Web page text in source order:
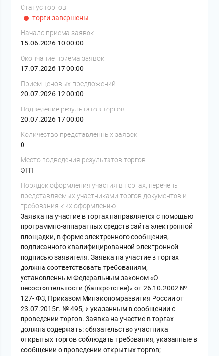
Статус торгов
торги завершены
Начало приема заявок
15.06.2026 10:00:00
Окончание приема заявок
17.07.2026 17:00:00
Прием ценовых предложений
20.07.2026 12:00:00
Подведение результатов торгов
20.07.2026 17:00:00
Количество представленных заявок
0
Место подведения результатов торгов
ЭТП
Порядок оформления участия в торгах, перечень
представляемых участниками торгов документов и
требования к их оформлению
Заявка на участие в торгах направляется с помощью
программно-аппаратных средств сайта электронной
площадки, в форме электронного сообщения,
подписанного квалифицированной электронной
подписью заявителя. Заявка на участие в торгах
должна соответствовать требованиям,
установленным Федеральным законом «О
несостоятельности (банкротстве)» от 26.10.2002 №
127- ФЗ, Приказом Минэкономразвития России от
23.07.2015г. № 495, и указанным в сообщении о
проведении торгов. Заявка на участие в торгах
должна содержать: обязательство участника
открытых торгов соблюдать требования, указанные в
сообщении о проведении открытых торгов;